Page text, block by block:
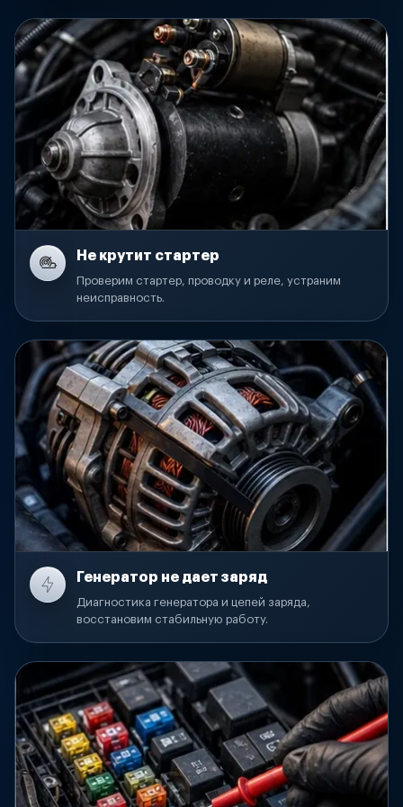
Не крутит стартер
Проверим стартер, проводку и реле, устраним
неисправность.
Генератор не дает заряд
Диагностика генератора и цепей заряда,
восстановим стабильную работу.